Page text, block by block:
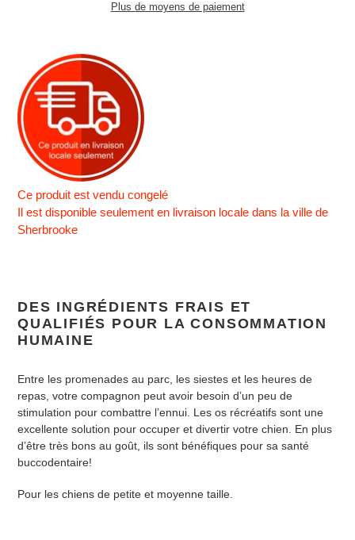
Plus de moyens de paiement
produit
votre
panier
Ce produit est vendu congelé
Il est disponible seulement en livraison locale dans la ville de
Sherbrooke
DES INGRÉDIENTS FRAIS ET
QUALIFIÉS POUR LA CONSOMMATION
HUMAINE
Entre les promenades au parc, les siestes et les heures de
repas, votre compagnon peut avoir besoin d’un peu de
stimulation pour combattre l’ennui. Les os récréatifs sont une
excellente solution pour occuper et divertir votre chien. En plus
d’être très bons au goût, ils sont bénéfiques pour sa santé
buccodentaire!
Pour les chiens de petite et moyenne taille.